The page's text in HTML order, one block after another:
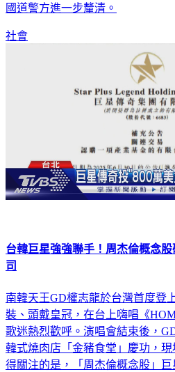
國道警方進一步釐清。
社會
台韓巨星強強聯手！周杰倫概念
司
南韓天王GD權志龍於台灣首度登
裝、頭戴皇冠，在台上嗨唱《
歌迷熱烈歡呼。演唱會結束後，
韓式燒肉店「金豬食堂」慶功，
得關注的是，「周杰倫概念股」